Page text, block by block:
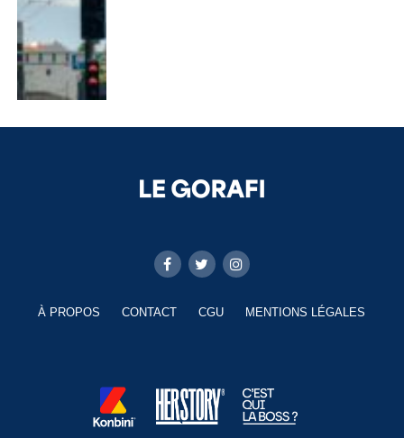
À PROPOS CONTACT CGU MENTIONS LÉGALES